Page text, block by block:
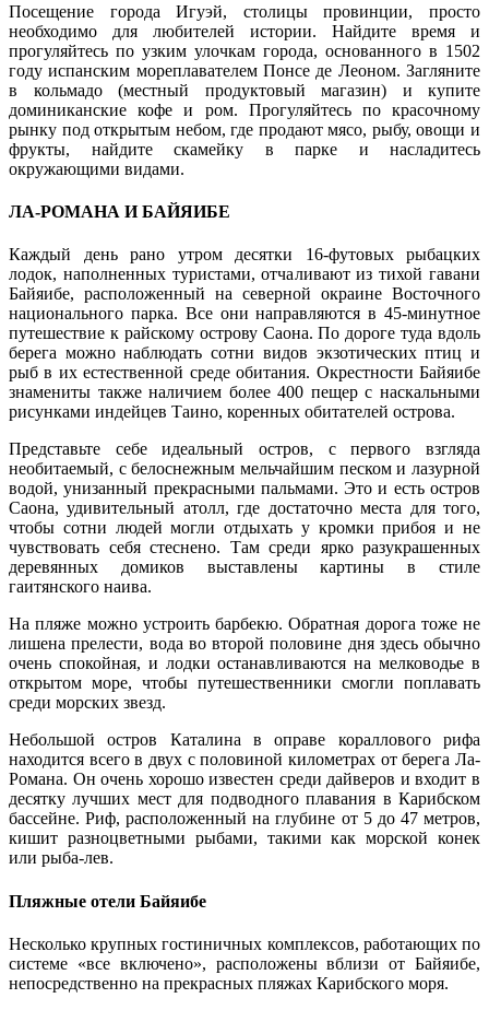
Посещение города Игуэй, столицы провинции, просто
необходимо для любителей истории. Найдите время и
прогуляйтесь по узким улочкам города, основанного в 1502
году испанским мореплавателем Понсе де Леоном. Загляните
в кольмадо (местный продуктовый магазин) и купите
доминиканские кофе и ром. Прогуляйтесь по красочному
рынку под открытым небом, где продают мясо, рыбу, овощи и
фрукты, найдите скамейку в парке и насладитесь
окружающими видами.
ЛА-РОМАНА И БАЙЯИБЕ
Каждый день рано утром десятки 16-футовых рыбацких
лодок, наполненных туристами, отчаливают из тихой гавани
Байяибе, расположенный на северной окраине Восточного
национального парка. Все они направляются в 45-минутное
путешествие к райскому острову Саона. По дороге туда вдоль
берега можно наблюдать сотни видов экзотических птиц и
рыб в их естественной среде обитания. Окрестности Байяибе
знамениты также наличием более 400 пещер с наскальными
рисунками индейцев Таино, коренных обитателей острова.
Представьте себе идеальный остров, с первого взгляда
необитаемый, с белоснежным мельчайшим песком и лазурной
водой, унизанный прекрасными пальмами. Это и есть остров
Саона, удивительный атолл, где достаточно места для того,
чтобы сотни людей могли отдыхать у кромки прибоя и не
чувствовать себя стеснено. Там среди ярко разукрашенных
деревянных домиков выставлены картины в стиле
гаитянского наива.
На пляже можно устроить барбекю. Обратная дорога тоже не
лишена прелести, вода во второй половине дня здесь обычно
очень спокойная, и лодки останавливаются на мелководье в
открытом море, чтобы путешественники смогли поплавать
среди морских звезд.
Небольшой остров Каталина в оправе кораллового рифа
находится всего в двух с половиной километрах от берега Ла-
Романа. Он очень хорошо известен среди дайверов и входит в
десятку лучших мест для подводного плавания в Карибском
бассейне. Риф, расположенный на глубине от 5 до 47 метров,
кишит разноцветными рыбами, такими как морской конек
или рыба-лев.
Пляжные отели Байяибе
Несколько крупных гостиничных комплексов, работающих по
системе «все включено», расположены вблизи от Байяибе,
непосредственно на прекрасных пляжах Карибского моря.